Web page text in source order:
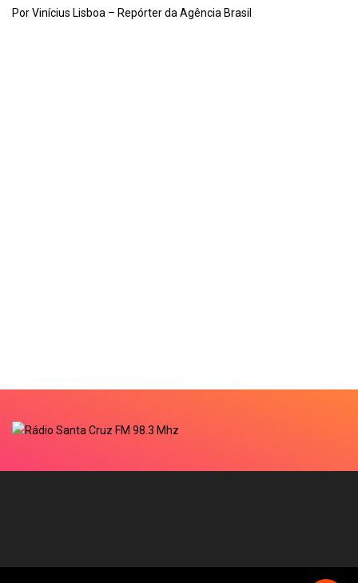
Por Vinícius Lisboa – Repórter da Agência Brasil